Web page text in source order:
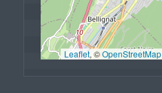
Leaflet, © OpenStreetMap